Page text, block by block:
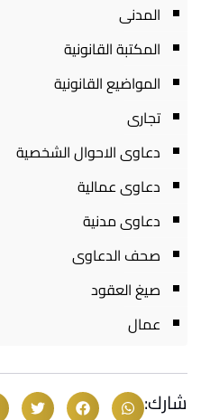
المدنى
المكتبة القانونية
المواضيع القانونية
تجارى
دعاوى الاحوال الشخصية
دعاوى عمالية
دعاوى مدنية
صحف الدعاوى
صيغ العقود
عمال
شارك: